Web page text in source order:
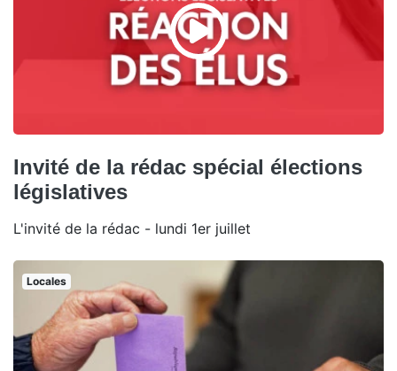
Invité de la rédac spécial élections
législatives
L'invité de la rédac - lundi 1er juillet
Locales